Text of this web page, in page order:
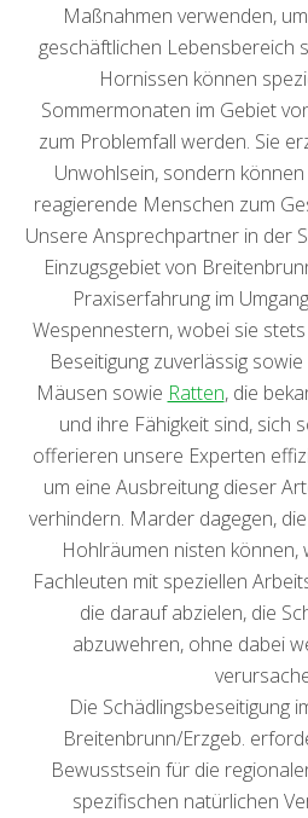
Maßnahmen verwenden,
geschäftlichen Lebensbereich
Hornissen können
Sommermonaten im Gebiet
zum Problemfall werden. Sie
Unwohlsein, sondern
reagierende Menschen zum
Unsere Ansprechpartner in der
Einzugsgebiet von
Praxiserfahrung im
Wespennestern, wobei sie
Beseitigung zuverlässig
Mäusen sowie Ratten, die
und ihre Fähigkeit sind, sich
offerieren unsere Experten
um eine Ausbreitung dieser
verhindern. Marder dagegen,
Hohlräumen nisten
Fachleuten mit speziellen
die darauf abzielen, die
abzuwehren, ohne dabei
Die Schädlingsbeseitigung
Breitenbrunn/Erzgeb.
Bewusstsein für die
spezifischen natürlichen